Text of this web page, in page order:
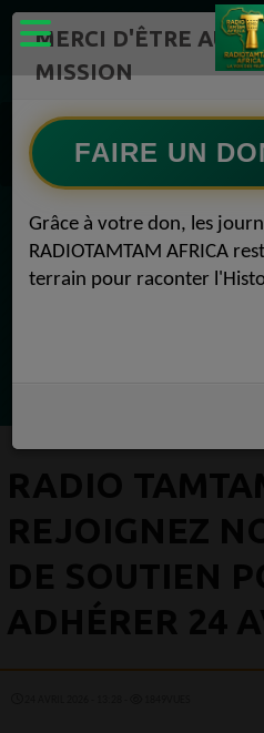
RADIOTAMTAM AFRICA TV Radio
LIVE 24H/24 Radio TAMTAM AFRICA
Radio TAMTAM AFRICA Rejoignez notre
EN CE MOMENT
MERCI D'ÊTRE AU
MISSION
FAIRE UN
Grâce à votre don, les
RADIOTAMTAM AFRICA
terrain pour raconter